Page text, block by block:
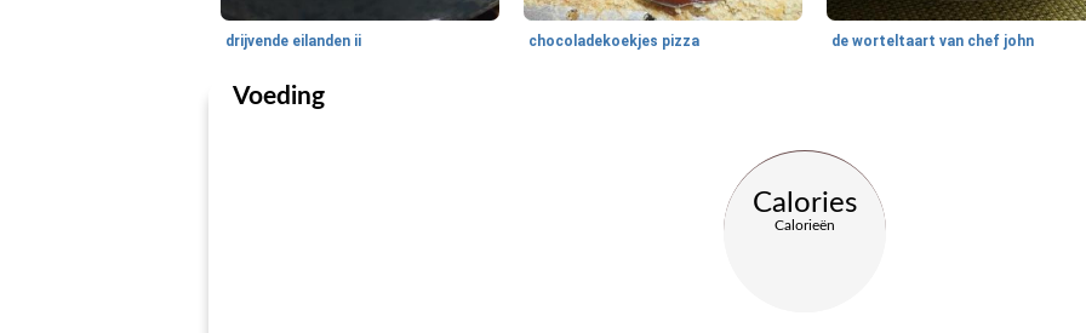
drijvende eilanden ii chocoladekoekjes pizza de worteltaart van chef john
Voeding
Calories
Calorieën